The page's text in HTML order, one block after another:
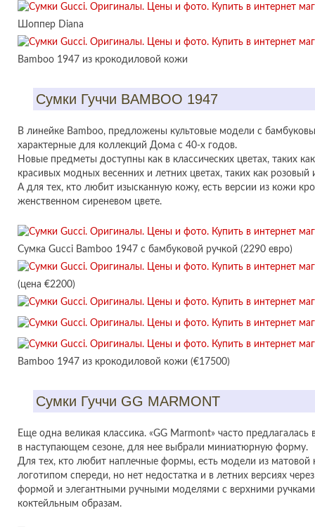
Шоппер Diana
Bamboo 1947 из крокодиловой кожи
Сумки Гуччи BAMBOO 1947
В линейке Bamboo, предложены культовые модели с
характерные для коллекций Дома с 40-х годов.
Новые предметы доступны как в классических цветах, таких
красивых модных весенних и летних цветах, таких как розовый
А для тех, кто любит изысканную кожу, есть версии из кожи
женственном сиреневом цвете.
Сумка Gucci Bamboo 1947 с бамбуковой ручкой (2290 евро)
(цена €2200)
Bamboo 1947 из крокодиловой кожи (€17500)
Сумки Гуччи GG MARMONT
Еще одна великая классика. «GG Marmont» часто
в наступающем сезоне, для нее выбрали миниатюрную форму.
Для тех, кто любит наплечные формы, есть модели из матовой
логотипом спереди, но нет недостатка и в летних версиях
формой и элегантными ручными моделями с верхними ручками,
коктейльным образам.